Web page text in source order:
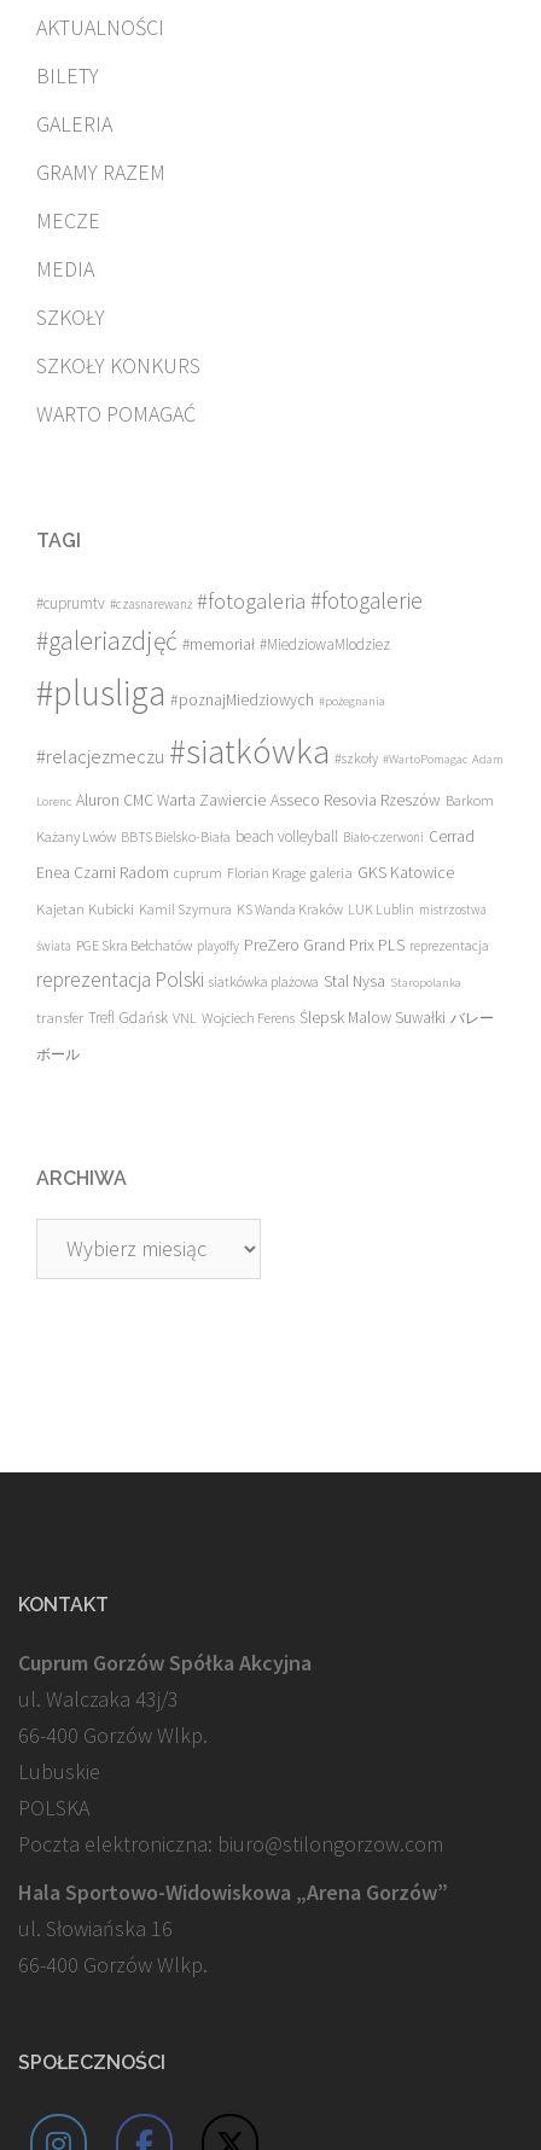
AKTUALNOŚCI
BILETY
GALERIA
GRAMY RAZEM
MECZE
MEDIA
SZKOŁY
SZKOŁY KONKURS
WARTO POMAGAĆ
TAGI
#cuprumtv #czasnarewanż #fotogaleria #fotogalerie
#galeriazdjęć #memoriał #MiedziowaMlodziez
#plusliga #poznajMiedziowych #pożegnania
#relacjezmeczu #siatkówka #szkoły #WartoPomagac Adam
Lorenc Aluron CMC Warta Zawiercie Asseco Resovia Rzeszów Barkom
Każany Lwów BBTS Bielsko-Biała beach volleyball Biało-czerwoni Cerrad
Enea Czarni Radom cuprum Florian Krage galeria GKS Katowice
Kajetan Kubicki Kamil Szymura KS Wanda Kraków LUK Lublin mistrzostwa
świata PGE Skra Bełchatów playoffy PreZero Grand Prix PLS reprezentacja
reprezentacja Polski siatkówka plażowa Stal Nysa Staropolanka
transfer Trefl Gdańsk VNL Wojciech Ferens Ślepsk Malow Suwałki バレー
ボール
ARCHIWA
Archiwa
KONTAKT
Cuprum Gorzów Spółka Akcyjna
ul. Walczaka 43j/3
66-400 Gorzów Wlkp.
Lubuskie
POLSKA
Poczta elektroniczna: biuro@stilongorzow.com
Hala Sportowo-Widowiskowa „Arena Gorzów”
ul. Słowiańska 16
66-400 Gorzów Wlkp.
SPOŁECZNOŚCI